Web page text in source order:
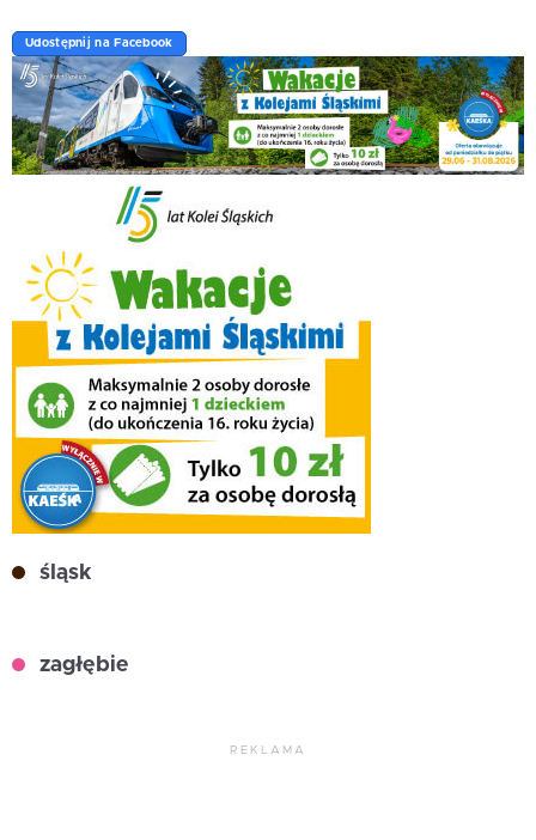
Udostępnij na Facebook
śląsk
zagłębie
REKLAMA